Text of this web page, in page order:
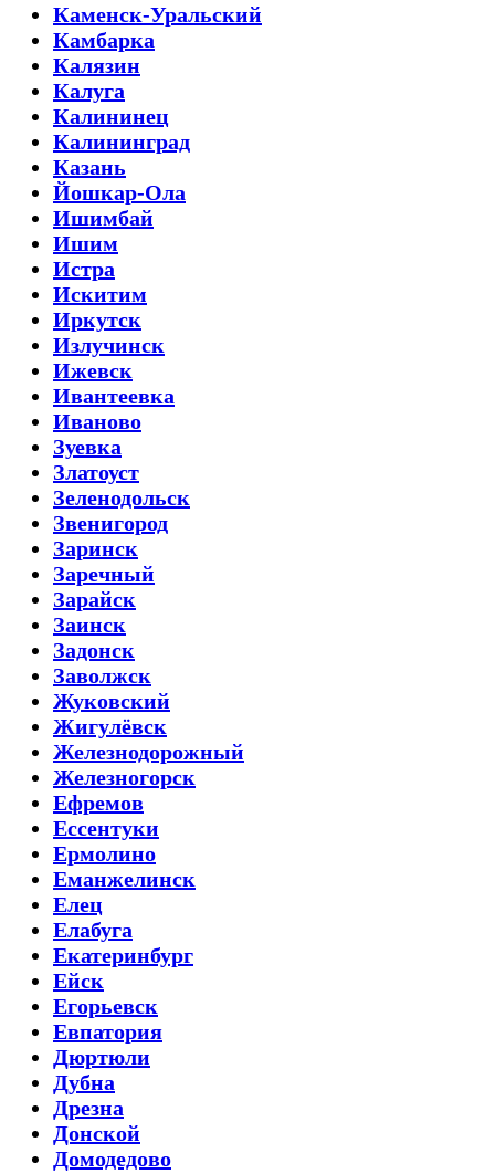
Каменск-Уральский
Камбарка
Калязин
Калуга
Калининец
Калининград
Казань
Йошкар-Ола
Ишимбай
Ишим
Истра
Искитим
Иркутск
Излучинск
Ижевск
Ивантеевка
Иваново
Зуевка
Златоуст
Зеленодольск
Звенигород
Заринск
Заречный
Зарайск
Заинск
Задонск
Заволжск
Жуковский
Жигулёвск
Железнодорожный
Железногорск
Ефремов
Ессентуки
Ермолино
Еманжелинск
Елец
Елабуга
Екатеринбург
Ейск
Егорьевск
Евпатория
Дюртюли
Дубна
Дрезна
Донской
Домодедово